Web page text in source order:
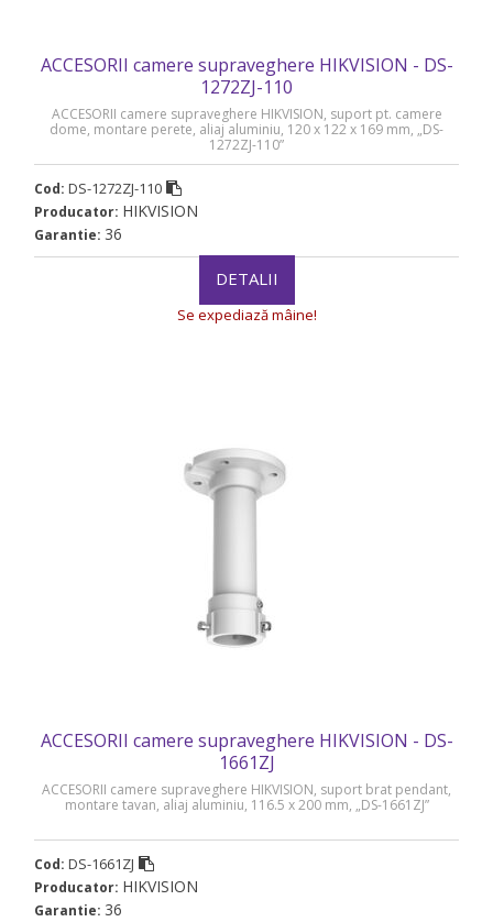
ACCESORII camere supraveghere HIKVISION - DS-
1272ZJ-110
ACCESORII camere supraveghere HIKVISION, suport pt. camere
dome, montare perete, aliaj aluminiu, 120 x 122 x 169 mm, „DS-
1272ZJ-110”
Cod: DS-1272ZJ-110
Producator: HIKVISION
Garantie: 36
DETALII
Se expediază mâine!
ACCESORII camere supraveghere HIKVISION - DS-
1661ZJ
ACCESORII camere supraveghere HIKVISION, suport brat pendant,
montare tavan, aliaj aluminiu, 116.5 x 200 mm, „DS-1661ZJ”
Cod: DS-1661ZJ
Producator: HIKVISION
Garantie: 36